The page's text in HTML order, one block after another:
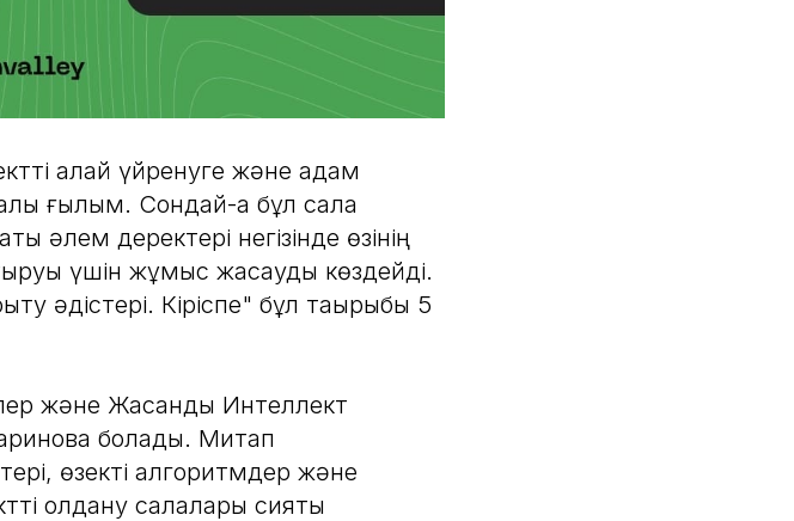
қалай үйренуге және адам
ғылым. Сондай-ақ бұл сала
әлем деректері негізінде өзінің
үшін жұмыс жасауды көздейді.
әдістері. Кіріспе" бұл тақырыбы 5
және Жасанды Интеллект
болады. Митап
өзекті алгоритмдер және
қолдану салалары сияқты